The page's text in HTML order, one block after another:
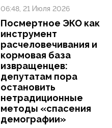
06:48, 21 Июля 2026
Посмертное ЭКО как
инструмент
расчеловечивания и
кормовая база
извращенцев:
депутатам пора
остановить
нетрадиционные
методы «спасения
демографии»